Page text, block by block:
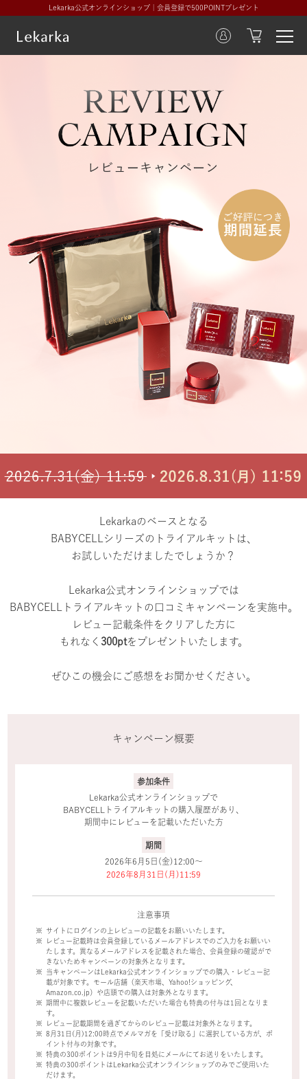
Lekarka公式オンラインショップ｜会員登録で500POINTプレゼント
Lekarkaのベースとなる
BABYCELLシリーズのトライアルキットは、
お試しいただけましたでしょうか？
Lekarka公式オンラインショップでは
BABYCELLトライアルキットの口コミキャンペーンを実施中。
レビュー記載条件をクリアした方に
もれなく 300ptをプレゼントいたします。
ぜひこの機会にご感想をお聞かせください。
キャンペーン概要
参加条件
Lekarka公式オンラインショップで
BABYCELLトライアルキットの購入履歴があり、
期間中にレビューを記載いただいた方
期間
2026年6月5日(金)12:00～
2026年8月31日(月)11:59
注意事項
サイトにログインの上レビューの記載をお願いいたします。
レビュー記載時は会員登録しているメールアドレスでのご入力をお願いい
たします。異なるメールアドレスを記載された場合、会員登録の確認がで
きないためキャンペーンの対象外となります。
当キャンペーンはLekarka公式オンラインショップでの購入・レビュー記
載が対象です。モール店舗（楽天市場、Yahoo!ショッピング、
Amazon.co.jp）や店頭での購入は対象外となります。
期間中に複数レビューを記載いただいた場合も特典の付与は1回となりま
す。
レビュー記載期間を過ぎてからのレビュー記載は対象外となります。
8月31日(月)12:00時点でメルマガを「受け取る」に選択している方が、ポ
イント付与の対象です。
特典の300ポイントは9月中旬を目処にメールにてお送りをいたします。
特典の300ポイントはLekarka公式オンラインショップのみでご使用いた
だけます。